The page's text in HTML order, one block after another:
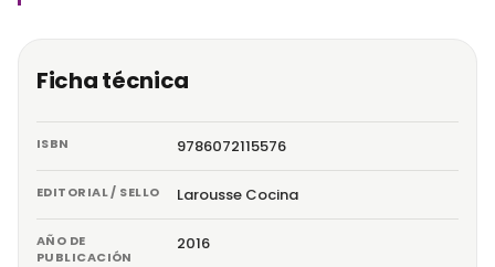
Ficha técnica
ISBN 9786072115576
EDITORIAL / SELLO Larousse Cocina
AÑO DE
PUBLICACIÓN
2016